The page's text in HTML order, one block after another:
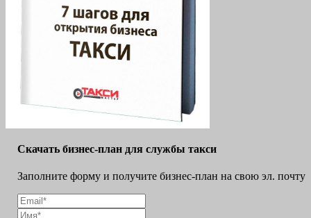
Скачать бизнес-план для службы такси
Заполните форму и получите бизнес-план на свою эл. почту